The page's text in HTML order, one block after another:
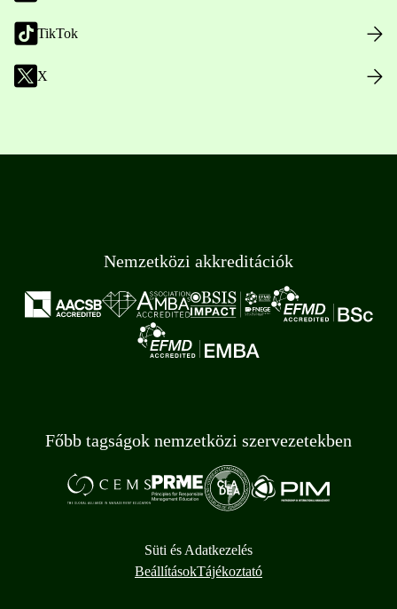
TikTok
X
Nemzetközi akkreditációk
Főbb tagságok nemzetközi szervezetekben
Süti és Adatkezelés
BeállításokTájékoztató